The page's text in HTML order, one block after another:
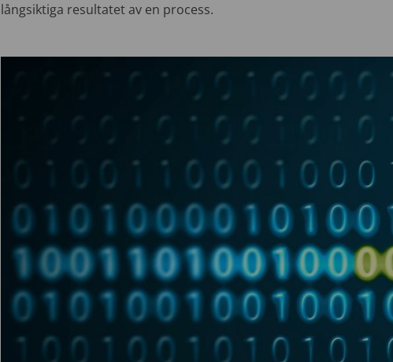
långsiktiga resultatet av en process.